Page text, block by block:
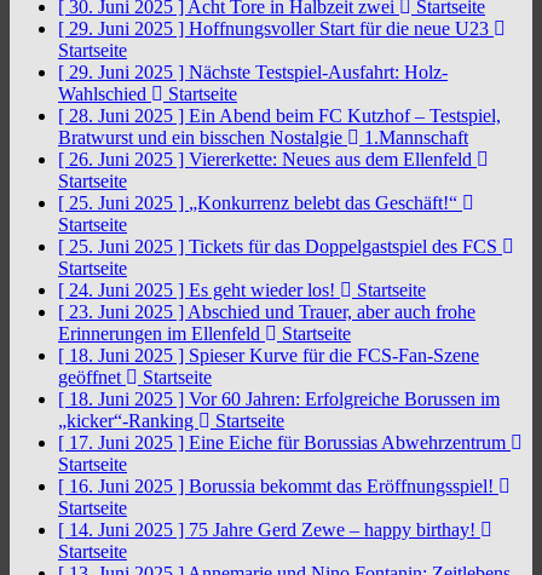
[ 30. Juni 2025 ] Acht Tore in Halbzeit zwei
Startseite
[ 29. Juni 2025 ] Hoffnungsvoller Start für die neue U23
Startseite
[ 29. Juni 2025 ] Nächste Testspiel-Ausfahrt: Holz-
Wahlschied
Startseite
[ 28. Juni 2025 ] Ein Abend beim FC Kutzhof – Testspiel,
Bratwurst und ein bisschen Nostalgie
1.Mannschaft
[ 26. Juni 2025 ] Viererkette: Neues aus dem Ellenfeld
Startseite
[ 25. Juni 2025 ] „Konkurrenz belebt das Geschäft!“
Startseite
[ 25. Juni 2025 ] Tickets für das Doppelgastspiel des FCS
Startseite
[ 24. Juni 2025 ] Es geht wieder los!
Startseite
[ 23. Juni 2025 ] Abschied und Trauer, aber auch frohe
Erinnerungen im Ellenfeld
Startseite
[ 18. Juni 2025 ] Spieser Kurve für die FCS-Fan-Szene
geöffnet
Startseite
[ 18. Juni 2025 ] Vor 60 Jahren: Erfolgreiche Borussen im
„kicker“-Ranking
Startseite
[ 17. Juni 2025 ] Eine Eiche für Borussias Abwehrzentrum
Startseite
[ 16. Juni 2025 ] Borussia bekommt das Eröffnungsspiel!
Startseite
[ 14. Juni 2025 ] 75 Jahre Gerd Zewe – happy birthay!
Startseite